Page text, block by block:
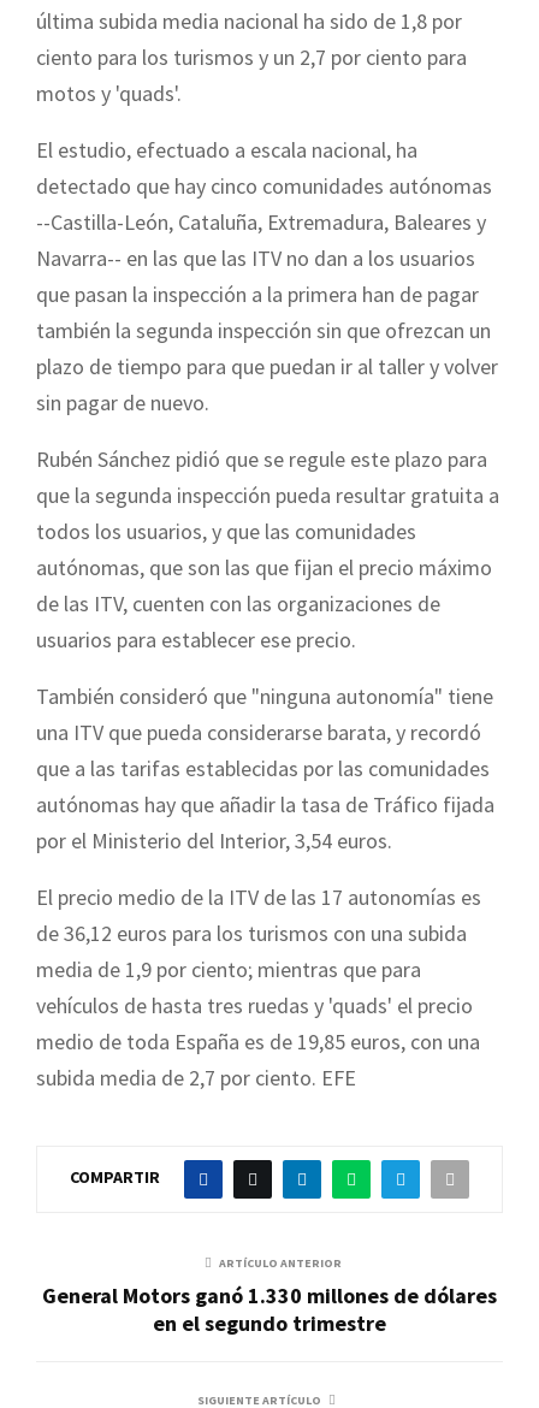
última subida media nacional ha sido de 1,8 por
ciento para los turismos y un 2,7 por ciento para
motos y 'quads'.
El estudio, efectuado a escala nacional, ha
detectado que hay cinco comunidades autónomas
--Castilla-León, Cataluña, Extremadura, Baleares y
Navarra-- en las que las ITV no dan a los usuarios
que pasan la inspección a la primera han de pagar
también la segunda inspección sin que ofrezcan un
plazo de tiempo para que puedan ir al taller y volver
sin pagar de nuevo.
Rubén Sánchez pidió que se regule este plazo para
que la segunda inspección pueda resultar gratuita a
todos los usuarios, y que las comunidades
autónomas, que son las que fijan el precio máximo
de las ITV, cuenten con las organizaciones de
usuarios para establecer ese precio.
También consideró que "ninguna autonomía" tiene
una ITV que pueda considerarse barata, y recordó
que a las tarifas establecidas por las comunidades
autónomas hay que añadir la tasa de Tráfico fijada
por el Ministerio del Interior, 3,54 euros.
El precio medio de la ITV de las 17 autonomías es
de 36,12 euros para los turismos con una subida
media de 1,9 por ciento; mientras que para
vehículos de hasta tres ruedas y 'quads' el precio
medio de toda España es de 19,85 euros, con una
subida media de 2,7 por ciento. EFE
COMPARTIR
ARTÍCULO ANTERIOR
General Motors ganó 1.330 millones de dólares
en el segundo trimestre
SIGUIENTE ARTÍCULO